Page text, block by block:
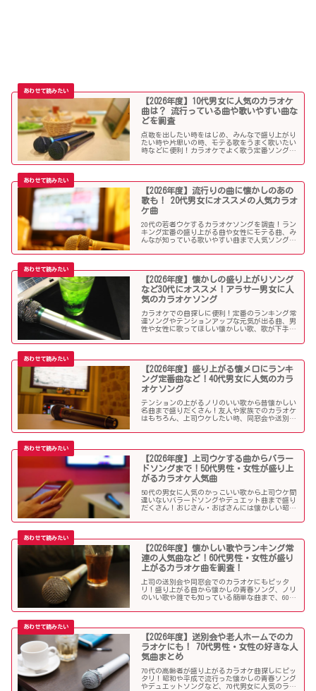
【2026年度】10代男女に人気のカラオケ
曲は？ 流行っている曲や歌いやすい曲な
どを調査
点数を出したい時をはじめ、みんなで盛り上がり
たい時や片思いの時、モテる歌をうまく歌いたい
時などに便利！カラオケでよく歌う定番ソングか
っ盛りの10代男子・女子にオススメの人気カラオ
【2026年度】流行りの曲に懐かしのあの
歌も！ 20代男女にオススメの人気カラオ
ケ曲
20代の若者ウケするカラオケソングを調査！ラン
キング定番の盛り上がる曲や女性にモテる曲、み
んなが知っている歌いやすい曲まで人気ソングが
別会、上司ウケしたい時などにオススメです！
【2026年度】懐かしの盛り上がりソング
など30代にオススメ！アラサー男女に人
気のカラオケソング
カラオケでの曲探しに便利！定番のランキング常
連ソングやテンションアップな元気が出る曲、男
性や女性に歌ってほしい懐かしい歌、歌が下手で
カラオケ曲をご紹介します！
【2026年度】盛り上がる懐メロにランキ
ング定番曲など！40代男女に人気のカラ
オケソング
テンションの上がるノリのいい歌から昔懐かしい
名曲まで盛りだくさん！友人や家族でのカラオケ
はもちろん、上司ウケしたい時、同窓会や送別会
ッとくるようなカラオケソングを探している方も
【2026年度】上司ウケする曲からバラー
ドソングまで！50代男性・女性が盛り上
がるカラオケ人気曲
50代の男女に人気のかっこいい歌から上司ウケ間
違いないバラードソングやデュエット曲まで盛り
だくさん！おじさん・おばさんには懐かしい昭和
懐メロも多数。みんなが知っている曲は音痴でも
はず！
【2026年度】懐かしい歌やランキング常
連の人気曲など！60代男性・女性が盛り
上がるカラオケ曲を調査！
上司の送別会や同窓会でのカラオケにもピッタ
リ！盛り上がる曲から懐かしの青春ソング、ノリ
のいい歌や誰でも知っている簡単な曲まで、60代
でご紹介します！
【2026年度】送別会や老人ホームでのカ
ラオケにも！ 70代男性・女性の好きな人
気曲まとめ
70代の高齢者が盛り上がるカラオケ曲探しにピッ
タリ！昭和や平成で流行った懐かしの青春ソング
やデュエットソングなど、70代男女に人気のラン